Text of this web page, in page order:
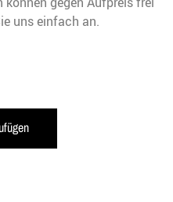
uns einfach an.